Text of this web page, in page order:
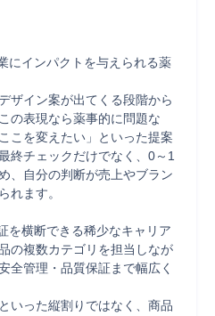
にインパクトを与えられる薬
ザイン案が出てくる段階から
の表現なら薬事的に問題な
こを変えたい」といった提案
終チェックだけでなく、0～1
、自分の判断が売上やブラン
れます。
を横断できる稀少なキャリア
の複数カテゴリを担当しなが
全管理・品質保証まで幅広く
いった縦割りではなく、商品